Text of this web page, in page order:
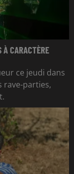
À CARACTÈRE
ce jeudi dans
rave-parties,